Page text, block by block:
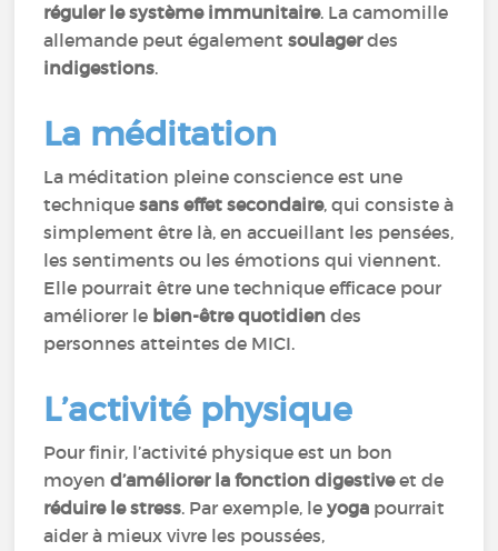
réguler le système immunitaire. La camomille
allemande peut égalementsoulagerdes
indigestions.
La méditation
La méditation pleine conscience est une
techniquesans effet secondaire, qui consiste à
simplement être là, en accueillant les pensées,
les sentiments ou les émotions qui viennent.
Elle pourrait être une technique efficace pour
améliorer le bien-être quotidien des
personnes atteintes de MICI.
L’activité physique
Pour finir, l’activité physique est un bon
moyend’améliorer la fonction digestiveet de
réduire le stress. Par exemple, leyoga pourrait
aider à mieux vivre les poussées,